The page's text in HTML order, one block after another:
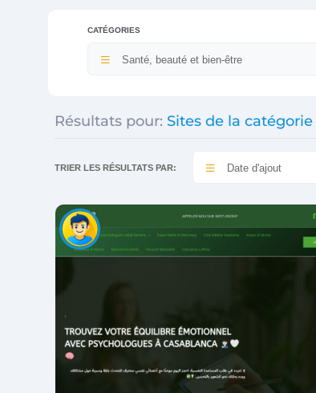
CATÉGORIES
Santé, beauté et bien-être
Résultats pour: Sites de la catégorie
TRIER LES RÉSULTATS PAR: Date d'ajout